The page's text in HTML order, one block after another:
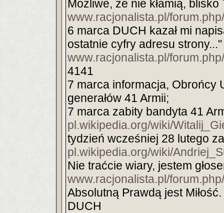
Możliwe, że nie kłamią, blisko
www.racjonalista.pl/
6 marca DUCH kazał mi
ostatnie cyfry adresu strony..."
www.racjonalista.pl/
4141
7 marca informacja, Obrońcy
generałów 41 Armii;
7 marca zabity bandyta 41
pl.wikipedia.org/wiki/
tydzień wcześniej 28 lutego
pl.wikipedia.org/wiki/
Nie traćcie wiary, jestem
www.racjonalista.pl/
Absolutną Prawdą jest Miłość.
DUCH